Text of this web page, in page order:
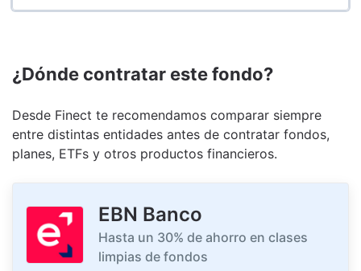
¿Dónde contratar este fondo?
Desde Finect te recomendamos comparar siempre
entre distintas entidades antes de contratar fondos,
planes, ETFs y otros productos financieros.
EBN Banco
Hasta un 30% de ahorro en clases
limpias de fondos